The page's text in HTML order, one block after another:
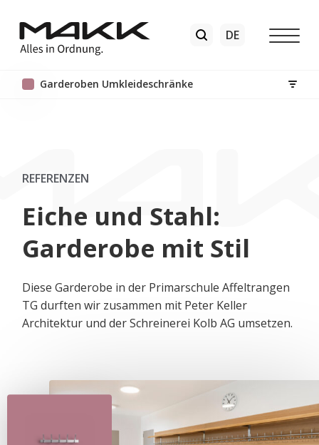
Garderoben Umkleideschränke
REFERENZEN
Eiche und Stahl:
Garderobe mit Stil
Diese Garderobe in der Primarschule Affeltrangen
TG durften wir zusammen mit Peter Keller
Architektur und der Schreinerei Kolb AG umsetzen.